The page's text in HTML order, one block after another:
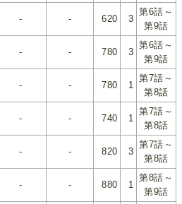
- - 620 3
第6話～
第9話
- - 780 3
第6話～
第9話
- - 780 1
第7話～
第8話
- - 740 1
第7話～
第8話
- - 820 3
第7話～
第8話
- - 880 1
第8話～
第9話